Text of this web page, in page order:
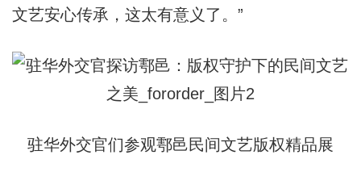
文艺安心传承，这太有意义了。”
驻华外交官们参观鄠邑民间文艺版权精品展